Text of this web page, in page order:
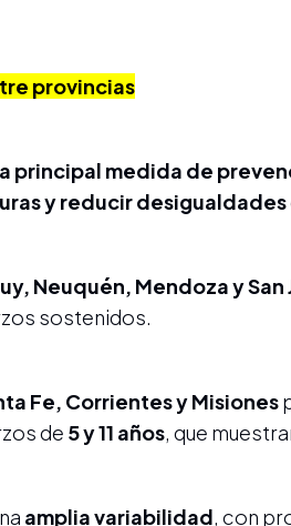
provincias
principal medida de
y reducir desigualdades
Neuquén, Mendoza y San
sostenidos.
Fe, Corrientes y Misiones
de 5 y 11 años, que
amplia variabilidad, con